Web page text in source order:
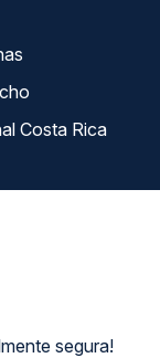
segura!
La terminal Costa Rica